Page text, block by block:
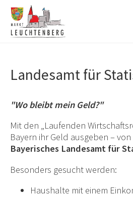
Landesamt für
"Wo bleibt mein Geld?"
Mit den „Laufenden
Bayern ihr Geld ausgeben –
Bayerisches Landesamt für
Besonders gesucht werden:
Haushalte mit einem